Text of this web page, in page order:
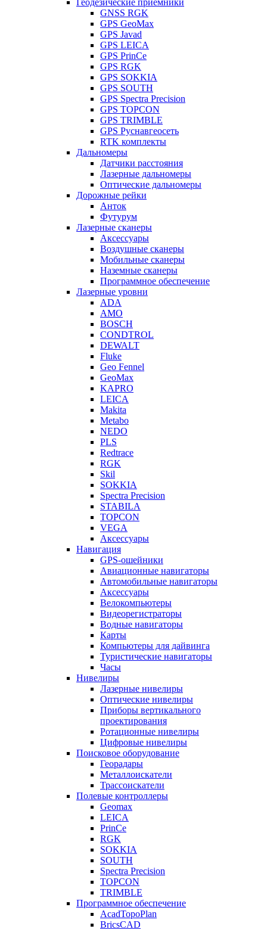
Геодезические приемники
GNSS RGK
GPS GeoMax
GPS Javad
GPS LEICA
GPS PrinCe
GPS RGK
GPS SOKKIA
GPS SOUTH
GPS Spectra Precision
GPS TOPCON
GPS TRIMBLE
GPS Руснавгеосеть
RTK комплекты
Дальномеры
Датчики расстояния
Лазерные дальномеры
Оптические дальномеры
Дорожные рейки
Анток
Футурум
Лазерные сканеры
Аксессуары
Воздушные сканеры
Мобильные сканеры
Наземные сканеры
Программное обеспечение
Лазерные уровни
ADA
AMO
BOSCH
CONDTROL
DEWALT
Fluke
Geo Fennel
GeoMax
KAPRO
LEICA
Makita
Metabo
NEDO
PLS
Redtrace
RGK
Skil
SOKKIA
Spectra Precision
STABILA
TOPCON
VEGA
Аксессуары
Навигация
GPS-ошейники
Авиационные навигаторы
Автомобильные навигаторы
Аксессуары
Велокомпьютеры
Видеорегистраторы
Водные навигаторы
Карты
Компьютеры для дайвинга
Туристические навигаторы
Часы
Нивелиры
Лазерные нивелиры
Оптические нивелиры
Приборы вертикального
проектирования
Ротационные нивелиры
Цифровые нивелиры
Поисковое оборудование
Георадары
Металлоискатели
Трассоискатели
Полевые контроллеры
Geomax
LEICA
PrinCe
RGK
SOKKIA
SOUTH
Spectra Precision
TOPCON
TRIMBLE
Программное обеспечение
AcadTopoPlan
BricsCAD